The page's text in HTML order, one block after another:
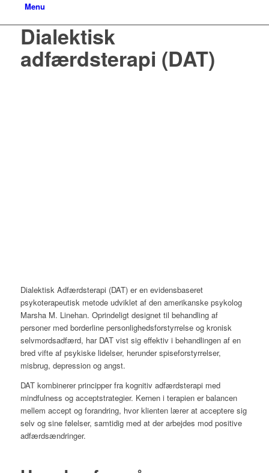
Menu
Dialektisk
adfærdsterapi (DAT)
Dialektisk Adfærdsterapi (DAT) er en evidensbaseret
psykoterapeutisk metode udviklet af den amerikanske psykolog
Marsha M. Linehan. Oprindeligt designet til behandling af
personer med borderline personlighedsforstyrrelse og kronisk
selvmordsadfærd, har DAT vist sig effektiv i behandlingen af en
bred vifte af psykiske lidelser, herunder spiseforstyrrelser,
misbrug, depression og angst.
DAT kombinerer principper fra kognitiv adfærdsterapi med
mindfulness og acceptstrategier. Kernen i terapien er balancen
mellem accept og forandring, hvor klienten lærer at acceptere sig
selv og sine følelser, samtidig med at der arbejdes mod positive
adfærdsændringer.